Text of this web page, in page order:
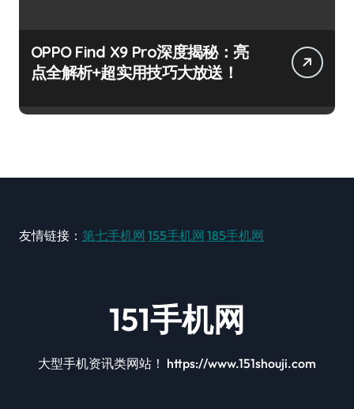
OPPO Find X9 Pro深度揭秘：亮
点全解析+超实用技巧大放送！
友情链接： 第七手机网 155手机网 185手机网
151手机网
大型手机资讯类网站！ https://www.151shouji.com